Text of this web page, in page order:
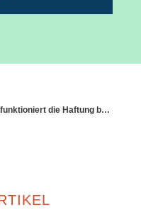
Wie funktioniert die Haftung bei Kindern unter 7 Jahren?